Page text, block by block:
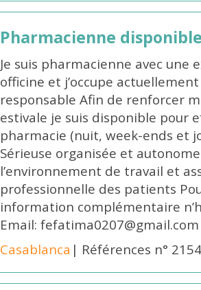
Pharmacienne
Je suis pharmacienne avec
officine et j’occupe
responsable Afin de renforcer
estivale je suis disponible pour
pharmacie (nuit, week-ends et
Sérieuse organisée et
l’environnement de travail et
professionnelle des patients
information complémentaire
Email: fefatima0207@gmail.com
Casablanca | Références n°